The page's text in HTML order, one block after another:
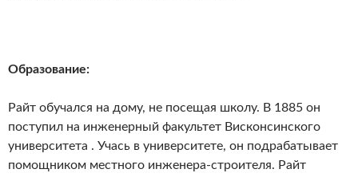
Образование:
Райт обучался на дому, не посещая школу. В 1885 он
поступил на инженерный факультет Висконсинского
университета . Учась в университете, он подрабатывает
помощником местного инженера-строителя. Райт